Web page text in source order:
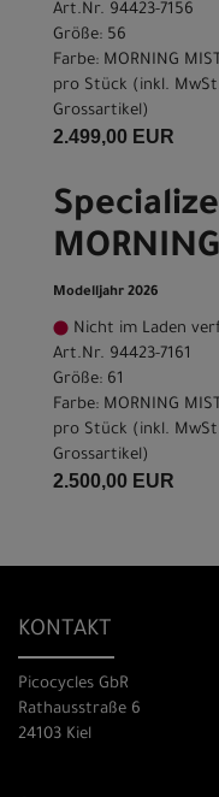
Art.Nr. 94423-7156
Größe: 56
Farbe: MORNING
pro Stück (inkl.
Grossartikel)
2.499,00 EUR
Modelljahr 2026
Nicht im Laden
Art.Nr. 94423-7161
Größe: 61
Farbe: MORNING
pro Stück (inkl.
Grossartikel)
2.500,00 EUR
KONTAKT
Picocycles GbR
Rathausstraße 6
24103 Kiel